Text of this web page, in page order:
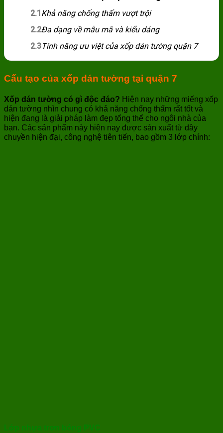
2.1Khả năng chống thấm vượt trội
2.2Đa dạng về mẫu mã và kiểu dáng
2.3Tính năng ưu việt của xốp dán tường quận 7
Cấu tạo của xốp dán tường tại quận 7
Xốp dán tường có gì độc đáo? Hiện nay những miếng xốp
dán tường nhìn chung có khả năng chống thấm rất tốt và
hiện đang là giải pháp làm đẹp tổng thể cho ngôi nhà của
bạn. Các sản phẩm này hiện nay được sản xuất từ dây
chuyền hiện đại, công nghệ tiên tiến, bao gồm 3 lớp chính:
Lớp nhựa trơn bóng PVC